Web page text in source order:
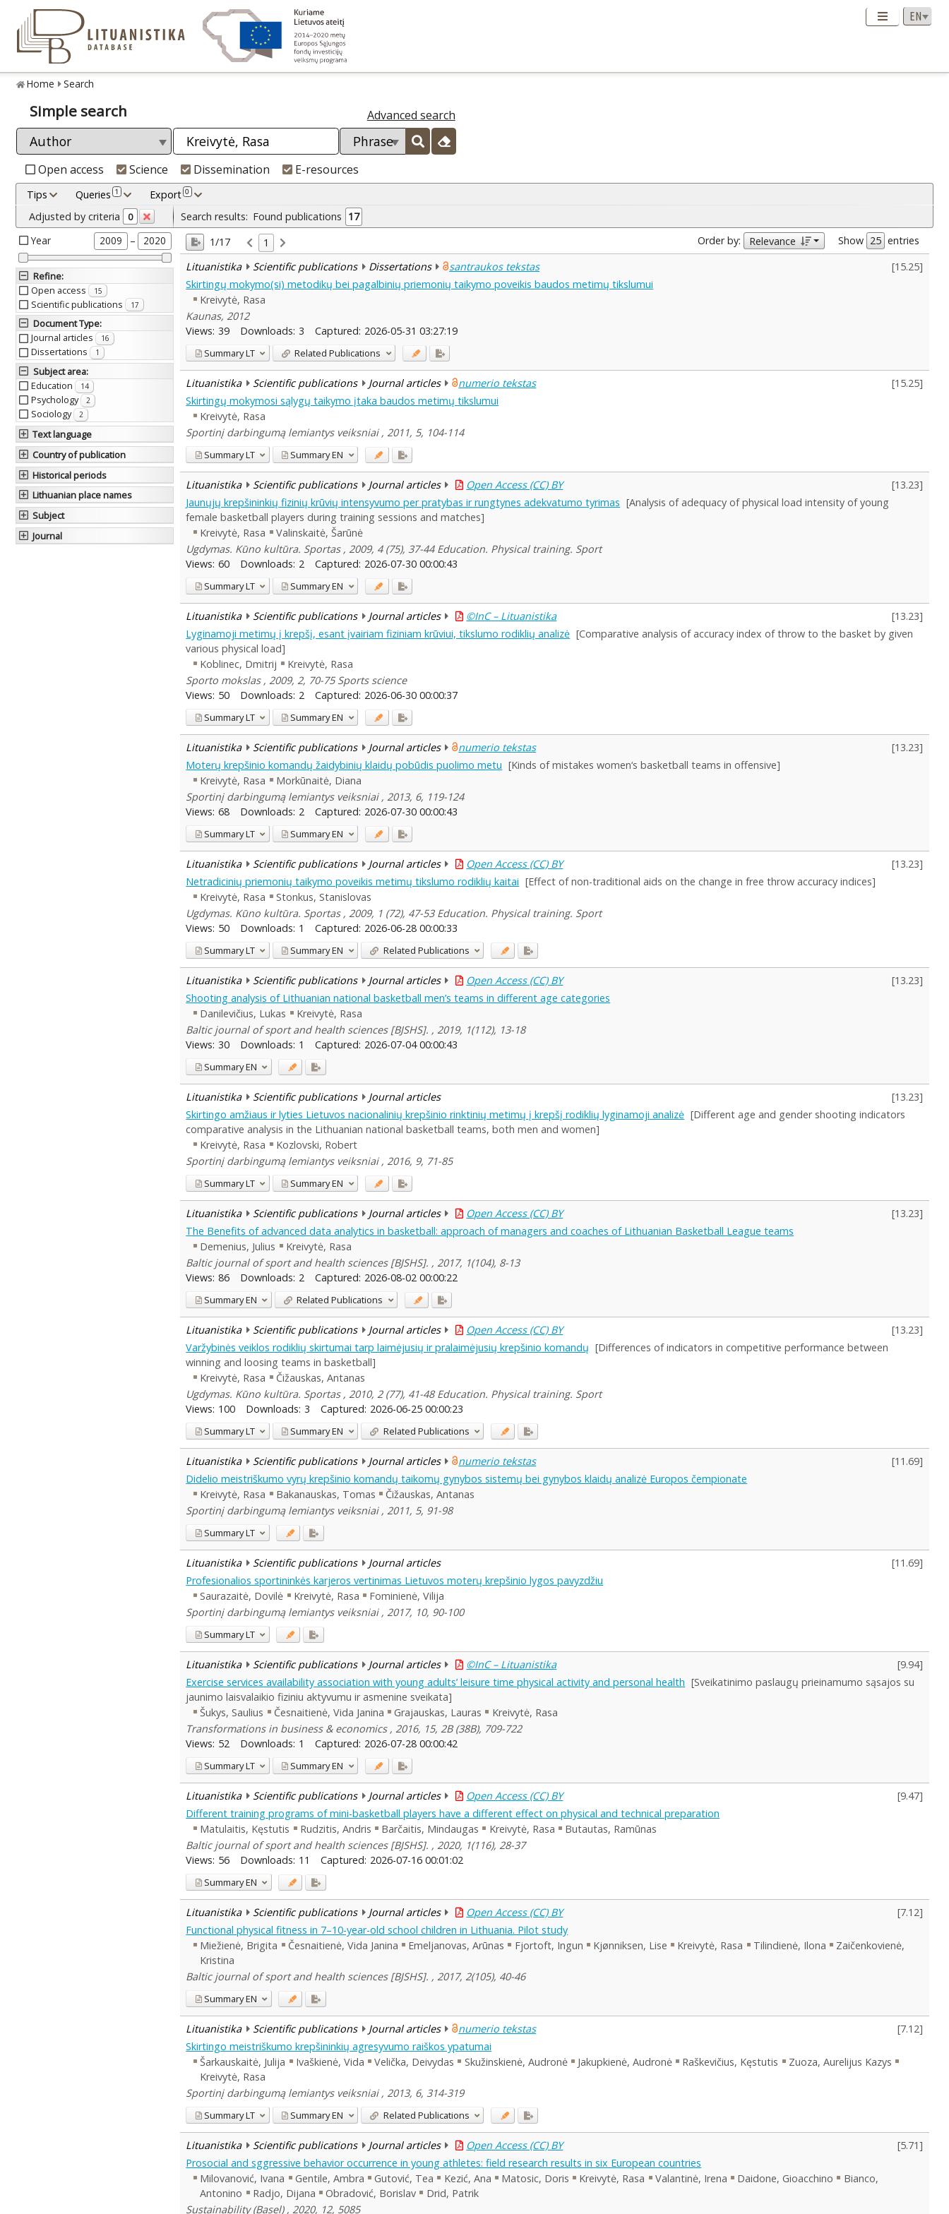
Home Search
Simple search Advanced search
Open access Science Dissemination E-resources
Tips Queries 1 Export 0
Adjusted by criteria 0
Year 2009 – 2020
Refine:
Open access
15
Scientific publications 17
Document Type:
Journal articles
16
Dissertations 1
Subject area:
Education
14
Psychology 2
Sociology 2
Text language
Country of publication
Historical periods
Lithuanian place names
Subject
Journal
Search results: Found publications 17
1/17
1 Order by: Relevance Show
entries
Lituanistika
Scientific publications Dissertations santraukos tekstas [15.25]
Skirtingų mokymo(si) metodikų bei pagalbinių priemonių taikymo poveikis baudos metimų tikslumui
Kreivytė, Rasa
Kaunas, 2012
Views: 39 Downloads: 3 Captured: 2026-05-31 03:27:19
SummaryLT Related Publications
Lituanistika Scientific publications Journal articles numerio tekstas [15.25]
Skirtingų mokymosi sąlygų taikymo įtaka baudos metimų tikslumui
Kreivytė, Rasa
Sportinį darbingumą lemiantys veiksniai , 2011, 5, 104-114
SummaryLT SummaryEN
Lituanistika Scientific publications Journal articles Open Access (CC) BY [13.23]
Jaunųjų krepšininkių fizinių krūvių intensyvumo per pratybas ir rungtynes adekvatumo tyrimas [Analysis of adequacy of physical load intensity of young
female basketball players during training sessions and matches]
Kreivytė, Rasa
Valinskaitė, Šarūnė
Ugdymas. Kūno kultūra. Sportas , 2009, 4 (75), 37-44 Education. Physical training. Sport
Views: 60 Downloads: 2 Captured: 2026-07-30 00:00:43
SummaryLT SummaryEN
Lituanistika Scientific publications Journal articles ©InC – Lituanistika [13.23]
Lyginamoji metimų į krepšį, esant įvairiam fiziniam krūviui, tikslumo rodiklių analizė [Comparative analysis of accuracy index of throw to the basket by given
various physical load]
Koblinec, Dmitrij
Kreivytė, Rasa
Sporto mokslas , 2009, 2, 70-75 Sports science
Views: 50 Downloads: 2 Captured: 2026-06-30 00:00:37
SummaryLT SummaryEN
Lituanistika Scientific publications Journal articles numerio tekstas [13.23]
Moterų krepšinio komandų žaidybinių klaidų pobūdis puolimo metu [Kinds of mistakes women‘s basketball teams in offensive]
Kreivytė, Rasa
Morkūnaitė, Diana
Sportinį darbingumą lemiantys veiksniai , 2013, 6, 119-124
Views: 68 Downloads: 2 Captured: 2026-07-30 00:00:43
SummaryLT SummaryEN
Lituanistika Scientific publications Journal articles Open Access (CC) BY [13.23]
Netradicinių priemonių taikymo poveikis metimų tikslumo rodiklių kaitai [Effect of non-traditional aids on the change in free throw accuracy indices]
Kreivytė, Rasa
Stonkus, Stanislovas
Ugdymas. Kūno kultūra. Sportas , 2009, 1 (72), 47-53 Education. Physical training. Sport
Views: 50 Downloads: 1 Captured: 2026-06-28 00:00:33
SummaryLT SummaryEN Related Publications
Lituanistika Scientific publications Journal articles Open Access (CC) BY [13.23]
Shooting analysis of Lithuanian national basketball men’s teams in different age categories
Danilevičius, Lukas
Kreivytė, Rasa
Baltic journal of sport and health sciences [BJSHS]. , 2019, 1(112), 13-18
Views: 30 Downloads: 1 Captured: 2026-07-04 00:00:43
SummaryEN
Lituanistika Scientific publications Journal articles [13.23]
Skirtingo amžiaus ir lyties Lietuvos nacionalinių krepšinio rinktinių metimų į krepšį rodiklių lyginamoji analizė [Different age and gender shooting indicators
comparative analysis in the Lithuanian national basketball teams, both men and women]
Kreivytė, Rasa
Kozlovski, Robert
Sportinį darbingumą lemiantys veiksniai , 2016, 9, 71-85
SummaryLT SummaryEN
Lituanistika Scientific publications Journal articles Open Access (CC) BY [13.23]
The Benefits of advanced data analytics in basketball: approach of managers and coaches of Lithuanian Basketball League teams
Demenius, Julius
Kreivytė, Rasa
Baltic journal of sport and health sciences [BJSHS]. , 2017, 1(104), 8-13
Views: 86 Downloads: 2 Captured: 2026-08-02 00:00:22
SummaryEN Related Publications
Lituanistika Scientific publications Journal articles Open Access (CC) BY [13.23]
Varžybinės veiklos rodiklių skirtumai tarp laimėjusių ir pralaimėjusių krepšinio komandų [Differences of indicators in competitive performance between
winning and loosing teams in basketball]
Kreivytė, Rasa
Čižauskas, Antanas
Ugdymas. Kūno kultūra. Sportas , 2010, 2 (77), 41-48 Education. Physical training. Sport
Views: 100 Downloads: 3 Captured: 2026-06-25 00:00:23
SummaryLT SummaryEN Related Publications
Lituanistika Scientific publications Journal articles numerio tekstas [11.69]
Didelio meistriškumo vyrų krepšinio komandų taikomų gynybos sistemų bei gynybos klaidų analizė Europos čempionate
Kreivytė, Rasa
Bakanauskas, Tomas
Čižauskas, Antanas
Sportinį darbingumą lemiantys veiksniai , 2011, 5, 91-98
SummaryLT
Lituanistika Scientific publications Journal articles [11.69]
Profesionalios sportininkės karjeros vertinimas Lietuvos moterų krepšinio lygos pavyzdžiu
Saurazaitė, Dovilė
Kreivytė, Rasa
Fominienė, Vilija
Sportinį darbingumą lemiantys veiksniai , 2017, 10, 90-100
SummaryLT
Lituanistika Scientific publications Journal articles ©InC – Lituanistika [9.94]
Exercise services availability association with young adults’ leisure time physical activity and personal health [Sveikatinimo paslaugų prieinamumo sąsajos su
jaunimo laisvalaikio fiziniu aktyvumu ir asmenine sveikata]
Šukys, Saulius
Česnaitienė, Vida Janina Grajauskas, Lauras
Kreivytė, Rasa
Transformations in business & economics , 2016, 15, 2B (38B), 709-722
Views: 52 Downloads: 1 Captured: 2026-07-28 00:00:42
SummaryLT SummaryEN
Lituanistika Scientific publications Journal articles Open Access (CC) BY [9.47]
Different training programs of mini-basketball players have a different effect on physical and technical preparation
Matulaitis, Kęstutis
Rudzitis, Andris Barčaitis, Mindaugas Kreivytė, Rasa
Butautas, Ramūnas
Baltic journal of sport and health sciences [BJSHS]. , 2020, 1(116), 28-37
Views: 56 Downloads: 11 Captured: 2026-07-16 00:01:02
SummaryEN
Lituanistika Scientific publications Journal articles Open Access (CC) BY [7.12]
Functional physical fitness in 7–10-year-old school children in Lithuania. Pilot study
Miežienė, Brigita
Česnaitienė, Vida Janina Emeljanovas, Arūnas Fjortoft, Ingun Kjønniksen, Lise Kreivytė, Rasa Tilindienė, Ilona
Zaičenkovienė,
Kristina
Baltic journal of sport and health sciences [BJSHS]. , 2017, 2(105), 40-46
SummaryEN
Lituanistika Scientific publications Journal articles numerio tekstas [7.12]
Skirtingo meistriškumo krepšininkių agresyvumo raiškos ypatumai
Šarkauskaitė, Julija
Ivaškienė, Vida Velička, Deivydas Skužinskienė, Audronė Jakupkienė, Audronė Raškevičius, Kęstutis
Zuoza, Aurelijus Kazys
Kreivytė, Rasa
Sportinį darbingumą lemiantys veiksniai , 2013, 6, 314-319
SummaryLT SummaryEN Related Publications
Lituanistika Scientific publications Journal articles Open Access (CC) BY [5.71]
Prosocial and sggressive behavior occurrence in young athletes: field research results in six European countries
Milovanović, Ivana
Gentile, Ambra Gutović, Tea Kezić, Ana Matosic, Doris Kreivytė, Rasa Valantinė, Irena Daidone, Gioacchino
Bianco,
Antonino
Radjo, Dijana Obradović, Borislav
Drid, Patrik
Sustainability (Basel) , 2020, 12, 5085